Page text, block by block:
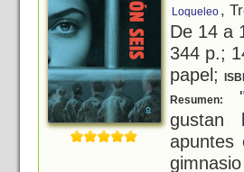
Loqueleo ,
De 14 a
344 p.;
papel;
Resumen:
gustan
apuntes